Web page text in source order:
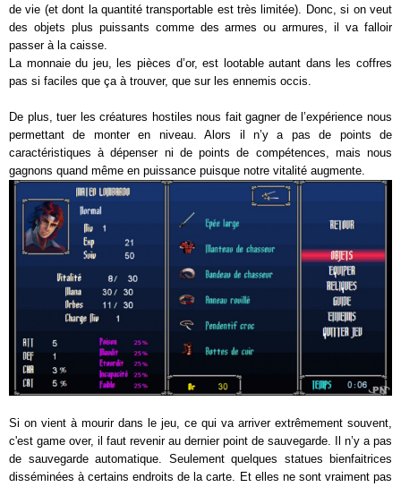
de vie (et dont la quantité transportable est très limitée). Donc, si on veut
des objets plus puissants comme des armes ou armures, il va falloir
passer à la caisse.
La monnaie du jeu, les pièces d’or, est lootable autant dans les coffres
pas si faciles que ça à trouver, que sur les ennemis occis.
De plus, tuer les créatures hostiles nous fait gagner de l’expérience nous
permettant de monter en niveau. Alors il n’y a pas de points de
caractéristiques à dépenser ni de points de compétences, mais nous
gagnons quand même en puissance puisque notre vitalité augmente.
Si on vient à mourir dans le jeu, ce qui va arriver extrêmement souvent,
c'est game over, il faut revenir au dernier point de sauvegarde. Il n’y a pas
de sauvegarde automatique. Seulement quelques statues bienfaitrices
disséminées à certains endroits de la carte. Et elles ne sont vraiment pas